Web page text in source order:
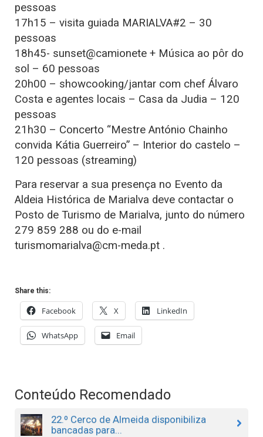
pessoas
17h15 – visita guiada MARIALVA#2 – 30
pessoas
18h45- sunset@camionete + Música ao pôr do
sol – 60 pessoas
20h00 – showcooking/jantar com chef Álvaro
Costa e agentes locais – Casa da Judia – 120
pessoas
21h30 – Concerto “Mestre António Chainho
convida Kátia Guerreiro” – Interior do castelo –
120 pessoas (streaming)
Para reservar a sua presença no Evento da
Aldeia Histórica de Marialva deve contactar o
Posto de Turismo de Marialva, junto do número
279 859 288 ou do e-mail
turismomarialva@cm-meda.pt .
Share this:
Facebook X LinkedIn
WhatsApp Email
Conteúdo Recomendado
22.º Cerco de Almeida disponibiliza
bancadas para...